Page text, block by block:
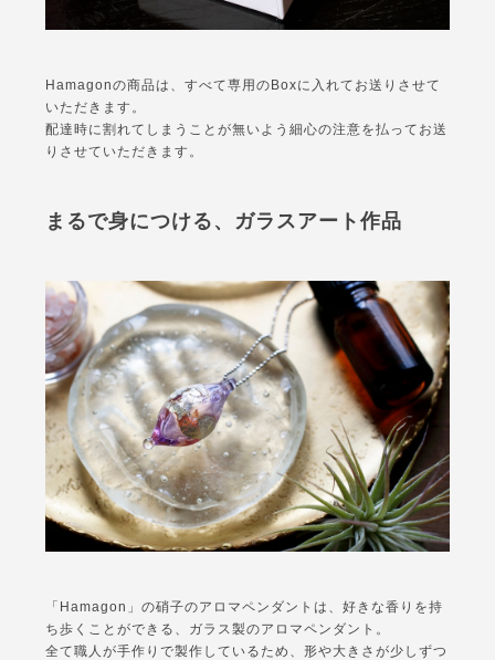
Hamagonの商品は、すべて専用のBoxに入れてお送りさせて
いただきます。
配達時に割れてしまうことが無いよう細心の注意を払ってお送
りさせていただきます。
まるで身につける、ガラスアート作品
「Hamagon」の硝子のアロマペンダントは、好きな香りを持
ち歩くことができる、ガラス製のアロマペンダント。
全て職人が手作りで製作しているため、形や大きさが少しずつ